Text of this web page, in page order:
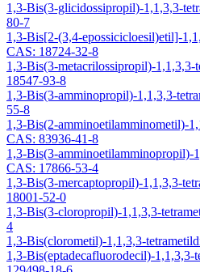
1,3-Bis(3-glicidossipropil)-1,1,3,3-
80-7
1,3-Bis[2-(3,4-epossicicloesil)etil]-
CAS: 18724-32-8
1,3-Bis(3-metacrilossipropil)-1,1,3,3-
18547-93-8
1,3-Bis(3-amminopropil)-1,1,3,3-
55-8
1,3-Bis(2-amminoetilamminometil)-
CAS: 83936-41-8
1,3-Bis(3-amminoetilamminopropil)-
CAS: 17866-53-4
1,3-Bis(3-mercaptopropil)-1,1,3,3-
18001-52-0
1,3-Bis(3-cloropropil)-1,1,3,3-
4
1,3-Bis(clorometil)-1,1,3,3-
1,3-Bis(eptadecafluorodecil)-1,1,3,3-